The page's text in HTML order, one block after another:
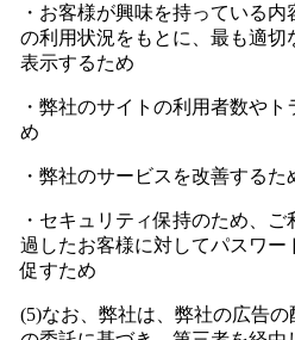
・お客様が興味を持っている
の利用状況をもとに、最も適切
表示するため
・弊社のサイトの利用者数や
め
・弊社のサービスを改善するた
・セキュリティ保持のため、
過したお客様に対してパスワー
促すため
(5)なお、弊社は、弊社の広告